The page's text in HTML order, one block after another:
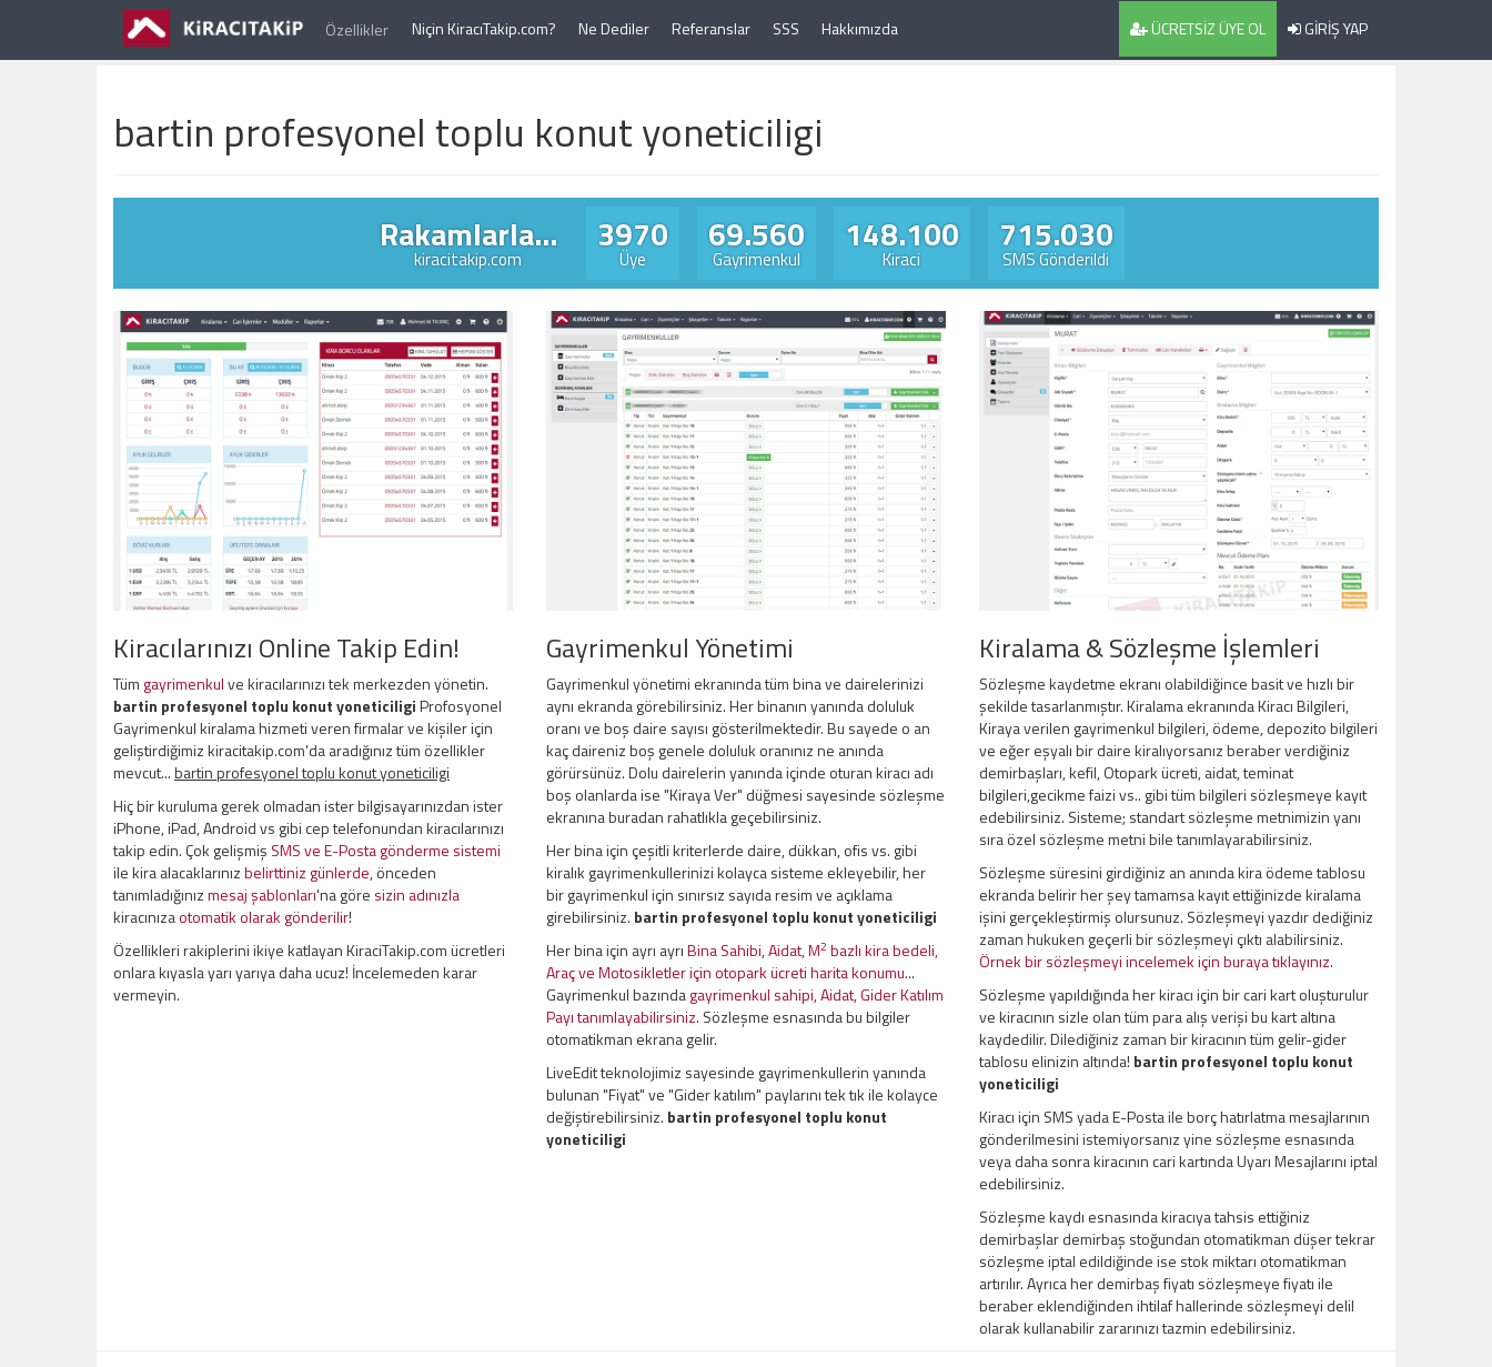
Özellikler Niçin KiracıTakip.com? Ne Dediler Referanslar SSS Hakkımızda ÜCRETSİZ ÜYE OL GİRİŞ YAP
bartin profesyonel toplu konut yoneticiligi
Rakamlarla...
kiracitakip.com
3970
Üye
69.560
Gayrimenkul
148.100
Kiraci
715.030
SMS Gönderildi
Kiracılarınızı Online Takip Edin!
Tüm gayrimenkulve kiracılarınızı tek merkezden yönetin.
bartin profesyonel toplu konut yoneticiligiProfosyonel
Gayrimenkul kiralama hizmeti veren firmalar ve kişiler için
geliştirdiğimiz kiracitakip.com'da aradığınız tüm özellikler
mevcut...bartin profesyonel toplu konut yoneticiligi
Hiç bir kuruluma gerek olmadan ister bilgisayarınızdan ister
iPhone, iPad, Android vs gibi cep telefonundan kiracılarınızı
takip edin. Çok gelişmiş SMS ve E-Posta gönderme sistemi
ile kira alacaklarınızbelirttiniz günlerde, önceden
tanımladığınızmesaj şablonları'na göre sizin adınızla
kiracınızaotomatik olarak gönderilir!
Özellikleri rakiplerini ikiye katlayan KiraciTakip.com ücretleri
onlara kıyasla yarı yarıya daha ucuz! İncelemeden karar
vermeyin.
Gayrimenkul Yönetimi
Gayrimenkul yönetimi ekranında tüm bina ve dairelerinizi
aynı ekranda görebilirsiniz. Her binanın yanında doluluk
oranı ve boş daire sayısı gösterilmektedir. Bu sayede o an
kaç daireniz boş genele doluluk oranınız ne anında
görürsünüz. Dolu dairelerin yanında içinde oturan kiracı adı
boş olanlarda ise "Kiraya Ver" düğmesi sayesinde sözleşme
ekranına buradan rahatlıkla geçebilirsiniz.
Her bina için çeşitli kriterlerde daire, dükkan, ofis vs. gibi
kiralık gayrimenkullerinizi kolayca sisteme ekleyebilir, her
bir gayrimenkul için sınırsız sayıda resim ve açıklama
girebilirsiniz. bartin profesyonel toplu konut yoneticiligi
Her bina için ayrı ayrıBina Sahibi, Aidat, M2 bazlı kira bedeli,
Araç ve Motosikletler için otopark ücreti harita konumu...
Gayrimenkul bazındagayrimenkul sahipi, Aidat, Gider Katılım
Payı tanımlayabilirsiniz. Sözleşme esnasında bu bilgiler
otomatikman ekrana gelir.
LiveEdit teknolojimiz sayesinde gayrimenkullerin yanında
bulunan "Fiyat" ve "Gider katılım" paylarını tek tık ile kolayce
değiştirebilirsiniz. bartin profesyonel toplu konut
yoneticiligi
Kiralama & Sözleşme İşlemleri
Sözleşme kaydetme ekranı olabildiğince basit ve hızlı bir
şekilde tasarlanmıştır. Kiralama ekranında Kiracı Bilgileri,
Kiraya verilen gayrimenkul bilgileri, ödeme, depozito bilgileri
ve eğer eşyalı bir daire kiralıyorsanız beraber verdiğiniz
demirbaşları, kefil, Otopark ücreti, aidat, teminat
bilgileri,gecikme faizi vs.. gibi tüm bilgileri sözleşmeye kayıt
edebilirsiniz. Sisteme; standart sözleşme metnimizin yanı
sıra özel sözleşme metni bile tanımlayarabilirsiniz.
Sözleşme süresini girdiğiniz an anında kira ödeme tablosu
ekranda belirir her şey tamamsa kayıt ettiğinizde kiralama
işini gerçekleştirmiş olursunuz. Sözleşmeyi yazdır dediğiniz
zaman hukuken geçerli bir sözleşmeyi çıktı alabilirsiniz.
Örnek bir sözleşmeyi incelemek için buraya tıklayınız.
Sözleşme yapıldığında her kiracı için bir cari kart oluşturulur
ve kiracının sizle olan tüm para alış verişi bu kart altına
kaydedilir. Dilediğiniz zaman bir kiracının tüm gelir-gider
tablosu elinizin altında! bartin profesyonel toplu konut
yoneticiligi
Kiracı için SMS yada E-Posta ile borç hatırlatma mesajlarının
gönderilmesini istemiyorsanız yine sözleşme esnasında
veya daha sonra kiracının cari kartında Uyarı Mesajlarını iptal
edebilirsiniz.
Sözleşme kaydı esnasında kiracıya tahsis ettiğiniz
demirbaşlar demirbaş stoğundan otomatikman düşer tekrar
sözleşme iptal edildiğinde ise stok miktarı otomatikman
artırılır. Ayrıca her demirbaş fiyatı sözleşmeye fiyatı ile
beraber eklendiğinden ihtilaf hallerinde sözleşmeyi delil
olarak kullanabilir zararınızı tazmin edebilirsiniz.